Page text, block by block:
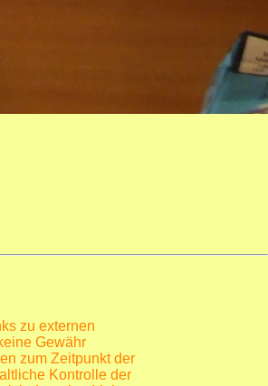
zu externen
Gewähr
zum Zeitpunkt der
Kontrolle der